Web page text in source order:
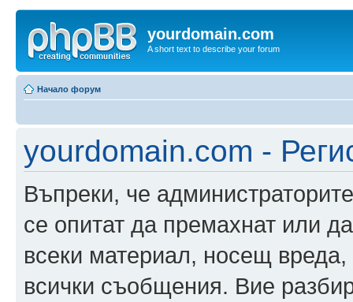
yourdomain.com
A short text to describe your forum
Начало форум
yourdomain.com -
Въпреки, че
се опитат да премахнат или
всеки материал, носещ
всички съобщения. Вие